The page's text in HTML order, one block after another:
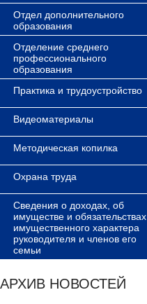
Отдел дополнительного
образования
Отделение среднего
профессионального
образования
Практика и трудоустройство
Видеоматериалы
Методическая копилка
Охрана труда
Сведения о доходах, об
имуществе и обязательствах
имущественного характера
руководителя и членов его
семьи
АРХИВ НОВОСТЕЙ